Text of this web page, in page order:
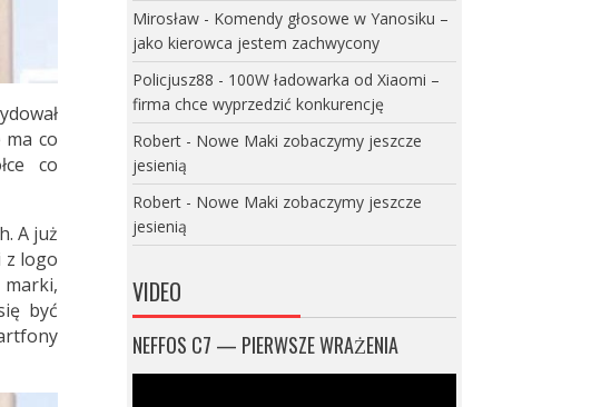
ma co
co
A już
z logo
być
Mirosław- Komendy głosowe w Yanosiku –
jako kierowca jestem zachwycony
Policjusz88 - 100W ładowarka od Xiaomi –
firma chce wyprzedzić konkurencję
Robert- Nowe Maki zobaczymy jeszcze
jesienią
Robert- Nowe Maki zobaczymy jeszcze
jesienią
VIDEO
NEFFOS C7 — PIERWSZE WRAŻENIA